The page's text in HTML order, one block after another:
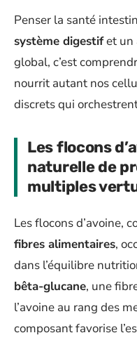
Penser la santé
système digestifet un
global, c’est
nourrit autant nos
discrets qui
Les flocons
naturelle de
multiples
Les flocons d’avoine,
fibres alimentaires,
dans l’équilibre
bêta-glucane, une
l’avoine au rang des
composant favorise